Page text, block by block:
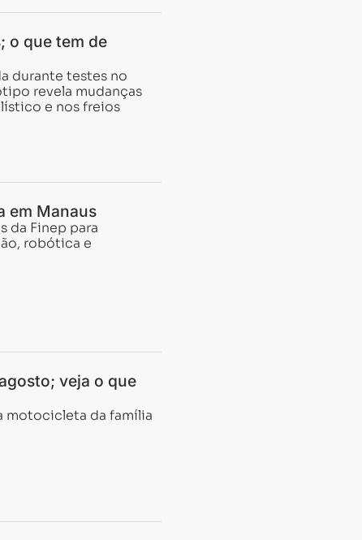
o que tem de
durante testes no
revela mudanças
e nos freios
em Manaus
da Finep para
robótica e
veja o que
motocicleta da família